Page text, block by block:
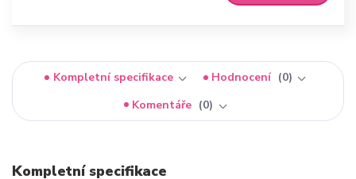
Kompletní specifikace Hodnocení
0
Komentáře
0
Kompletní specifikace